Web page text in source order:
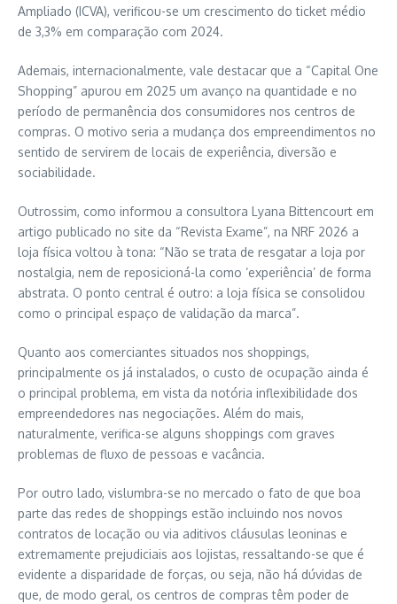
Ampliado (ICVA), verificou-se um crescimento do ticket médio
de 3,3% em comparação com 2024.
Ademais, internacionalmente, vale destacar que a “Capital One
Shopping” apurou em 2025 um avanço na quantidade e no
período de permanência dos consumidores nos centros de
compras. O motivo seria a mudança dos empreendimentos no
sentido de servirem de locais de experiência, diversão e
sociabilidade.
Outrossim, como informou a consultora Lyana Bittencourt em
artigo publicado no site da “Revista Exame”, na NRF 2026 a
loja física voltou à tona: “Não se trata de resgatar a loja por
nostalgia, nem de reposicioná-la como ‘experiência’ de forma
abstrata. O ponto central é outro: a loja física se consolidou
como o principal espaço de validação da marca”.
Quanto aos comerciantes situados nos shoppings,
principalmente os já instalados, o custo de ocupação ainda é
o principal problema, em vista da notória inflexibilidade dos
empreendedores nas negociações. Além do mais,
naturalmente, verifica-se alguns shoppings com graves
problemas de fluxo de pessoas e vacância.
Por outro lado, vislumbra-se no mercado o fato de que boa
parte das redes de shoppings estão incluindo nos novos
contratos de locação ou via aditivos cláusulas leoninas e
extremamente prejudiciais aos lojistas, ressaltando-se que é
evidente a disparidade de forças, ou seja, não há dúvidas de
que, de modo geral, os centros de compras têm poder de